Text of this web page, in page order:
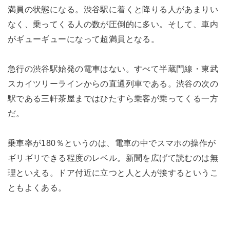
満員の状態になる。渋谷駅に着くと降りる人があまりい
なく、乗ってくる人の数が圧倒的に多い。そして、車内
がギューギューになって超満員となる。
急行の渋谷駅始発の電車はない。すべて半蔵門線・東武
スカイツリーラインからの直通列車である。渋谷の次の
駅である三軒茶屋まではひたすら乗客が乗ってくる一方
だ。
乗車率が180％というのは、電車の中でスマホの操作が
ギリギリできる程度のレベル。新聞を広げて読むのは無
理といえる。ドア付近に立つと人と人が接するというこ
ともよくある。